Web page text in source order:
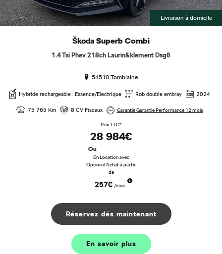
Livraison à domicile
Škoda Superb Combi
1.4 Tsi Phev 218ch Laurin&klement Dsg6
54510 Tomblaine
Hybride rechargeable : Essence/Electrique Rob double embray 2024
75 765 Km 8 CV Fiscaux Garantie Garantie Performance 12 mois
Prix TTC*
28 984€
Ou
En Location avec
Option d'Achat à partir
de
257€ /mois
Réservez dés maintenant
En savoir plus